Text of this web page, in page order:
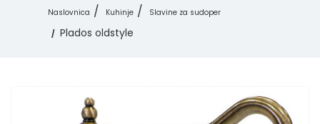
Naslovnica Kuhinje Slavine za sudoper
Plados oldstyle